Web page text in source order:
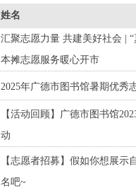
姓名
汇聚志愿力量 共建美好社会 |
本摊志愿服务暖心开市
2025年广德市图书馆暑期优秀
【活动回顾】广德市图书馆
动
【志愿者招募】假如你想展示
名吧~